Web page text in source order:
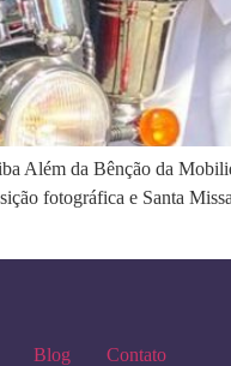
Além da Bênção da
fotográfica e Santa
Blog Contato